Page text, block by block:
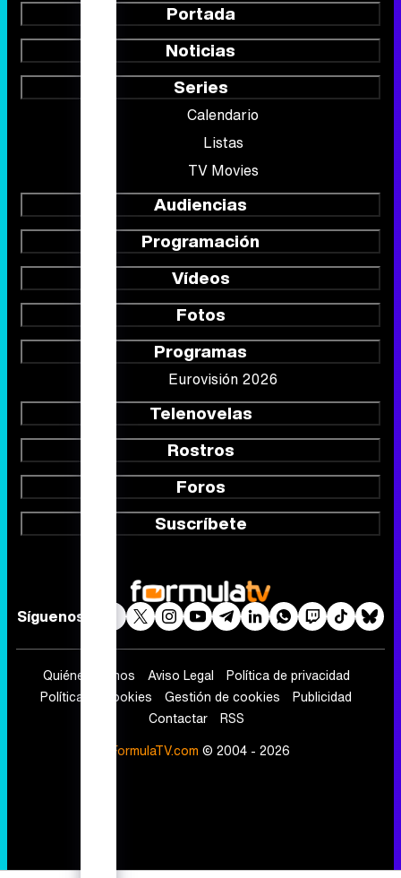
Portada
Noticias
Series
Calendario
Listas
TV Movies
Audiencias
Programación
Vídeos
Fotos
Programas
Eurovisión 2026
Telenovelas
Rostros
Foros
Suscríbete
Síguenos
Quiénes somos Aviso Legal
Política de privacidad
Política de cookies
Gestión de cookies
Publicidad
Contactar
RSS
FormulaTV.com © 2004 - 2026